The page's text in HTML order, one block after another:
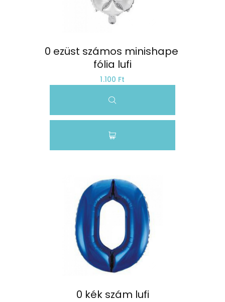
0 ezüst számos minishape
fólia lufi
1.100 Ft
0 kék szám lufi